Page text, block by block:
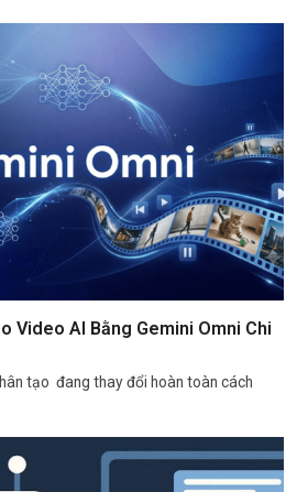
Video AI Bằng Gemini Omni Chi
tạo đang thay đổi hoàn toàn cách